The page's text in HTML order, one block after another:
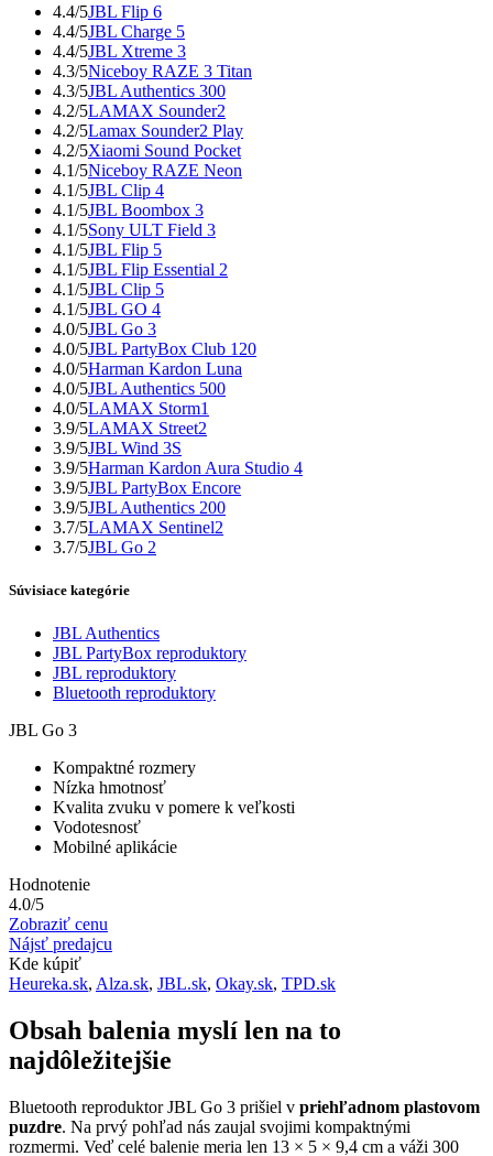
4.4/5JBL Flip 6
4.4/5JBL Charge 5
4.4/5JBL Xtreme 3
4.3/5Niceboy RAZE 3 Titan
4.3/5JBL Authentics 300
4.2/5LAMAX Sounder2
4.2/5Lamax Sounder2 Play
4.2/5Xiaomi Sound Pocket
4.1/5Niceboy RAZE Neon
4.1/5JBL Clip 4
4.1/5JBL Boombox 3
4.1/5Sony ULT Field 3
4.1/5JBL Flip 5
4.1/5JBL Flip Essential 2
4.1/5JBL Clip 5
4.1/5JBL GO 4
4.0/5JBL Go 3
4.0/5JBL PartyBox Club 120
4.0/5Harman Kardon Luna
4.0/5JBL Authentics 500
4.0/5LAMAX Storm1
3.9/5LAMAX Street2
3.9/5JBL Wind 3S
3.9/5Harman Kardon Aura Studio 4
3.9/5JBL PartyBox Encore
3.9/5JBL Authentics 200
3.7/5LAMAX Sentinel2
3.7/5JBL Go 2
Súvisiace kategórie
JBL Authentics
JBL PartyBox reproduktory
JBL reproduktory
Bluetooth reproduktory
JBL Go 3
Kompaktné rozmery
Nízka hmotnosť
Kvalita zvuku v pomere k veľkosti
Vodotesnosť
Mobilné aplikácie
Hodnotenie
4.0/5
Zobraziť cenu
Nájsť predajcu
Kde kúpiť
Heureka.sk, Alza.sk, JBL.sk, Okay.sk, TPD.sk
Obsah balenia myslí len na to
najdôležitejšie
Bluetooth reproduktor JBL Go 3 prišiel v priehľadnom plastovom
puzdre. Na prvý pohľad nás zaujal svojimi kompaktnými
rozmermi. Veď celé balenie meria len 13 × 5 × 9,4 cm a váži 300